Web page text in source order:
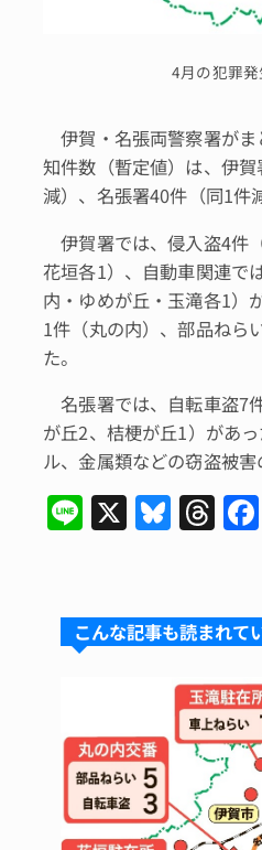
4月の犯罪
伊賀・名張両警察署が
知件数（暫定値）は、伊
減）、名張署40件（同1件
伊賀署では、侵入盗4件
花垣各1）、自動車関連で
内・ゆめが丘・玉滝各1）
1件（丸の内）、部品ねら
た。
名張署では、自転車盗7
が丘2、桔梗が丘1）があ
ル、金属類などの窃盗被害
Li
n
X Bl
u
s
k
y
T
hr
a
d
s
こんな記事も読まれて